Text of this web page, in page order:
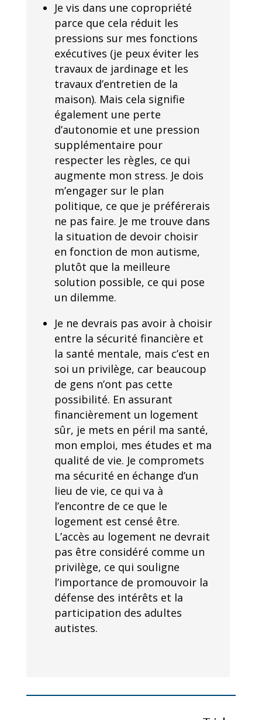
Je vis dans une copropriété
parce que cela réduit les
pressions sur mes fonctions
exécutives (je peux éviter les
travaux de jardinage et les
travaux d’entretien de la
maison). Mais cela signifie
également une perte
d’autonomie et une pression
supplémentaire pour
respecter les règles, ce qui
augmente mon stress. Je dois
m’engager sur le plan
politique, ce que je préférerais
ne pas faire. Je me trouve dans
la situation de devoir choisir
en fonction de mon autisme,
plutôt que la meilleure
solution possible, ce qui pose
un dilemme.
Je ne devrais pas avoir à choisir
entre la sécurité financière et
la santé mentale, mais c’est en
soi un privilège, car beaucoup
de gens n’ont pas cette
possibilité. En assurant
financièrement un logement
sûr, je mets en péril ma santé,
mon emploi, mes études et ma
qualité de vie. Je compromets
ma sécurité en échange d’un
lieu de vie, ce qui va à
l’encontre de ce que le
logement est censé être.
L’accès au logement ne devrait
pas être considéré comme un
privilège, ce qui souligne
l’importance de promouvoir la
défense des intérêts et la
participation des adultes
autistes.